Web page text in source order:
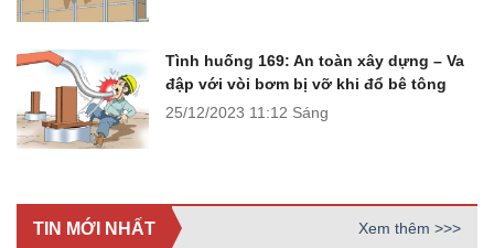
Tình huống 169: An toàn xây dựng – Va
đập với vòi bơm bị vỡ khi đổ bê tông
25/12/2023 11:12 Sáng
TIN MỚI NHẤT Xem thêm >>>